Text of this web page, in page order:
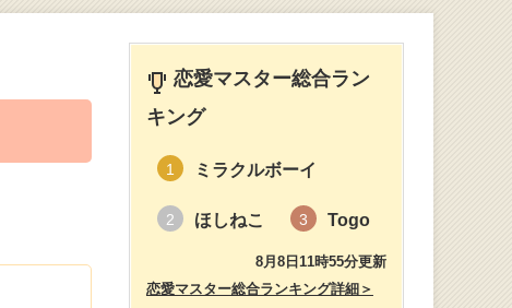
恋愛マスター総合ラン
キング
1 ミラクルボーイ
2 ほしねこ 3 Togo
8月8日11時55分更新
恋愛マスター総合ランキング詳細＞